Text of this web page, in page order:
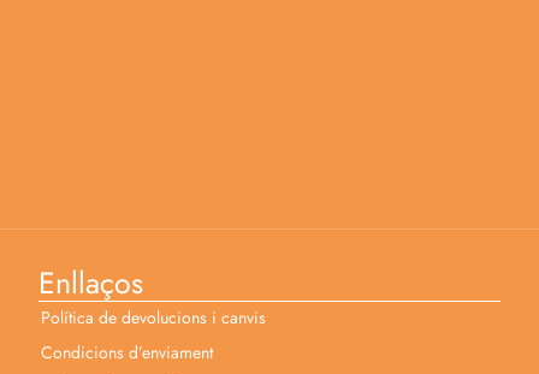
Enllaços
Política de devolucions i canvis
Condicions d’enviament